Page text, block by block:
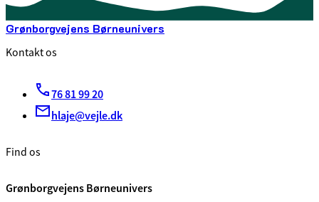
Grønborgvejens Børneunivers
Kontakt os
76 81 99 20
hlaje@vejle.dk
Find os
Grønborgvejens Børneunivers